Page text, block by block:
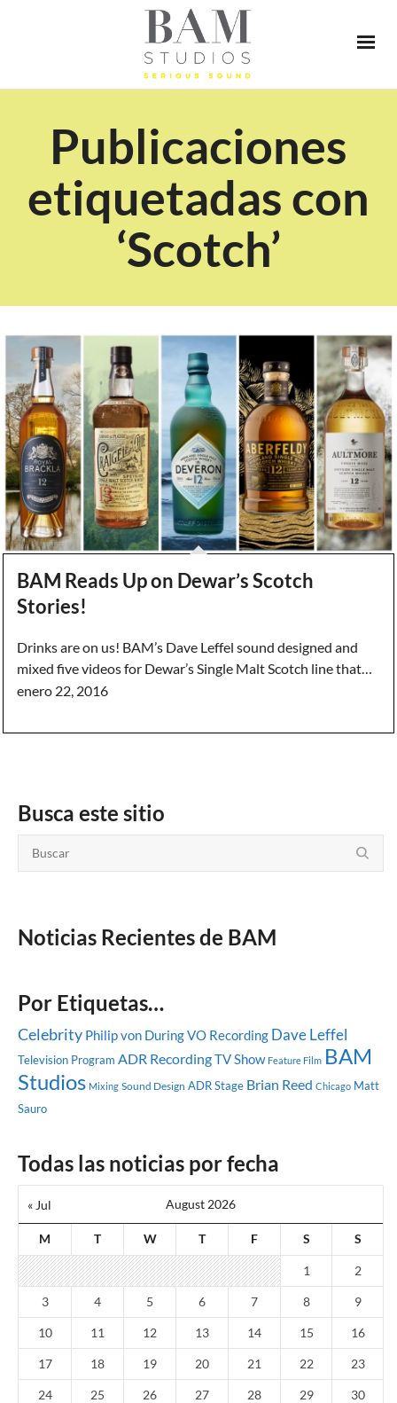
Publicaciones
etiquetadas con
‘Scotch’
BAM Reads Up on Dewar’s Scotch
Stories!
Drinks are on us! BAM’s Dave Leffel sound designed and
mixed five videos for Dewar’s Single Malt Scotch line that…
enero 22, 2016
Busca este sitio
Noticias Recientes de BAM
Por Etiquetas…
Celebrity Philip von DuringVO Recording Dave Leffel
Television Program ADR RecordingTV Show Feature Film BAM
Studios Mixing Sound Design ADR Stage Brian Reed Chicago Matt
Sauro
Todas las noticias por fecha
August 2026
M T W T F S S
« Jul
1 2
3 4 5 6 7 8 9
10 11 12 13 14 15 16
17 18 19 20 21 22 23
24 25 26 27 28 29 30